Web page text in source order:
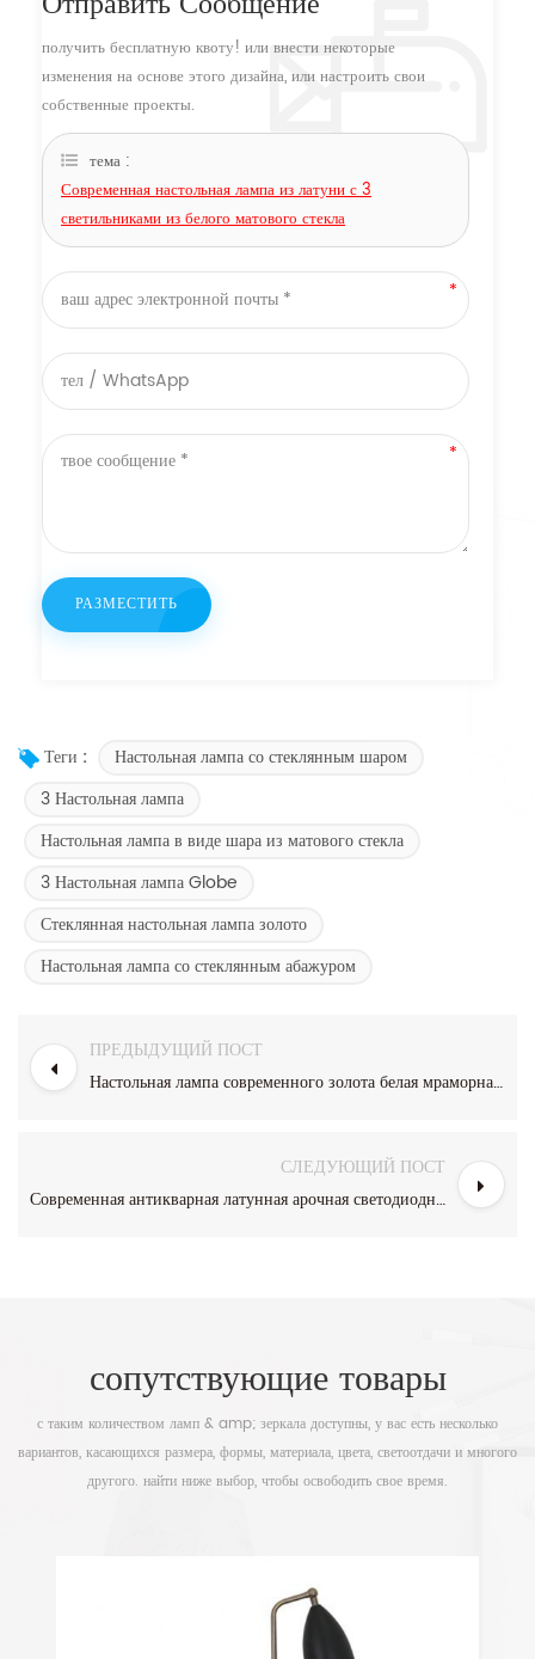
получить бесплатную квоту! или внести некоторые
изменения на основе этого дизайна, или настроить свои
собственные проекты.
тема :
Современная настольная лампа из латуни с 3
светильниками из белого матового стекла
Теги :
Настольная лампа со стеклянным шаром
3 Настольная лампа
Настольная лампа в виде шара из матового стекла
3 Настольная лампа Globe
Стеклянная настольная лампа золото
Настольная лампа со стеклянным абажуром
ПРЕДЫДУЩИЙ ПОСТ
Настольная лампа современного золота белая мраморная с тенью белой ткани
СЛЕДУЮЩИЙ ПОСТ
Современная антикварная латунная арочная светодиодная настольная лампа
сопутствующие товары
с таким количеством ламп & amp; зеркала доступны, у вас есть несколько
вариантов, касающихся размера, формы, материала, цвета, светоотдачи и многого
другого. найти ниже выбор, чтобы освободить свое время.